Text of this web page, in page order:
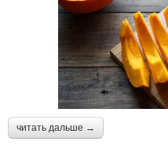
читать дальше →